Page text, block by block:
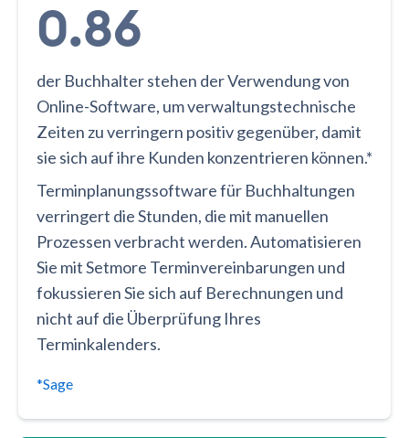
0.86
der Buchhalter stehen der Verwendung von
Online-Software, um verwaltungstechnische
Zeiten zu verringern positiv gegenüber, damit
sie sich auf ihre Kunden konzentrieren können.*
Terminplanungssoftware für Buchhaltungen
verringert die Stunden, die mit manuellen
Prozessen verbracht werden. Automatisieren
Sie mit Setmore Terminvereinbarungen und
fokussieren Sie sich auf Berechnungen und
nicht auf die Überprüfung Ihres
Terminkalenders.
*Sage